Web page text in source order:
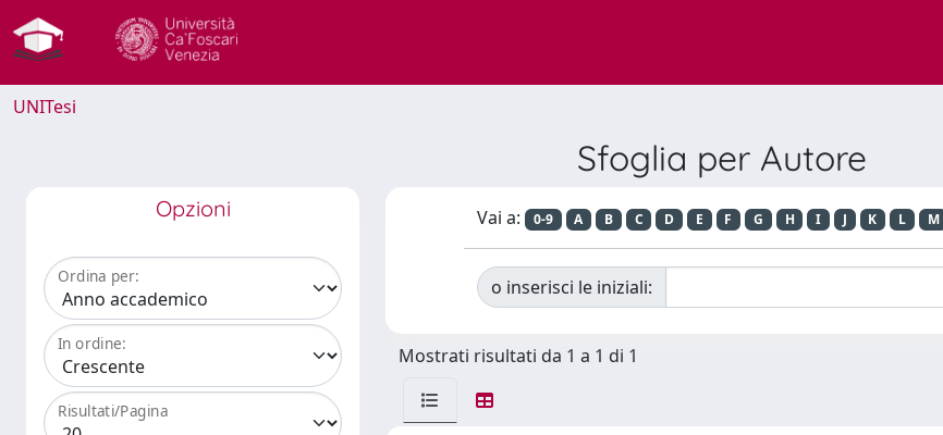
UNITesi
Sfoglia per Autore
Opzioni
Ordina per:
In ordine:
Risultati/Pagina
Vai a: 0-9 A B C D E F G H I J K L M
o inserisci le iniziali:
Mostrati risultati da 1 a 1 di 1